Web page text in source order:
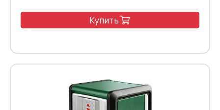
Купить